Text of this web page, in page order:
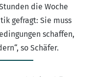
die Woche
gefragt: Sie muss
schaffen,
so Schäfer.